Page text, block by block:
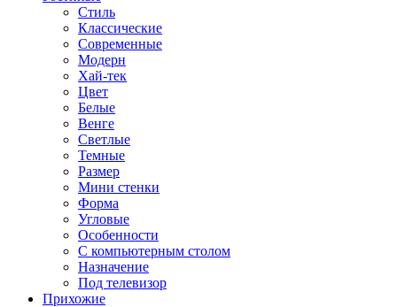
Стиль
Классические
Современные
Модерн
Хай-тек
Цвет
Белые
Венге
Светлые
Темные
Размер
Мини стенки
Форма
Угловые
Особенности
С компьютерным столом
Назначение
Под телевизор
Прихожие